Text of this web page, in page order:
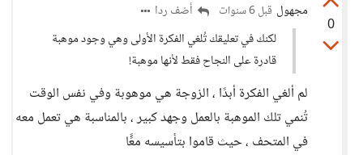
0
مجهول قبل 6 سنوات
أضف ردا
لكنك في تعليقك تُلغي الفكرة الأولى وهي وجود موهبة
قادرة على النجاح فقط لأنها موهبة!
لم ألغي الفكرة أبدًا ، الزوجة هي موهوبة وفي نفس الوقت
تُنمي تلك الموهبة بالعمل وجهد كبير ، بالمناسبة هي تعمل معه
في المتحف ، حيث قاموا بتأسيسه معًًا